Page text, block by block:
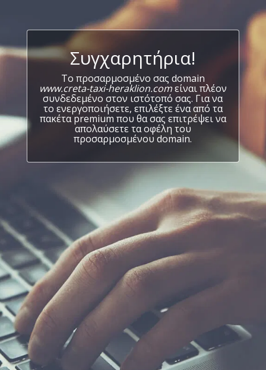
Συγχαρητήρια!
Το προσαρμοσμένο σας domain
www.creta-taxi-heraklion.comείναι πλέον
συνδεδεμένο στον ιστότοπό σας. Για να
το ενεργοποιήσετε, επιλέξτε ένα από τα
πακέτα premium που θα σας επιτρέψει να
απολαύσετε τα οφέλη του
προσαρμοσμένου domain.